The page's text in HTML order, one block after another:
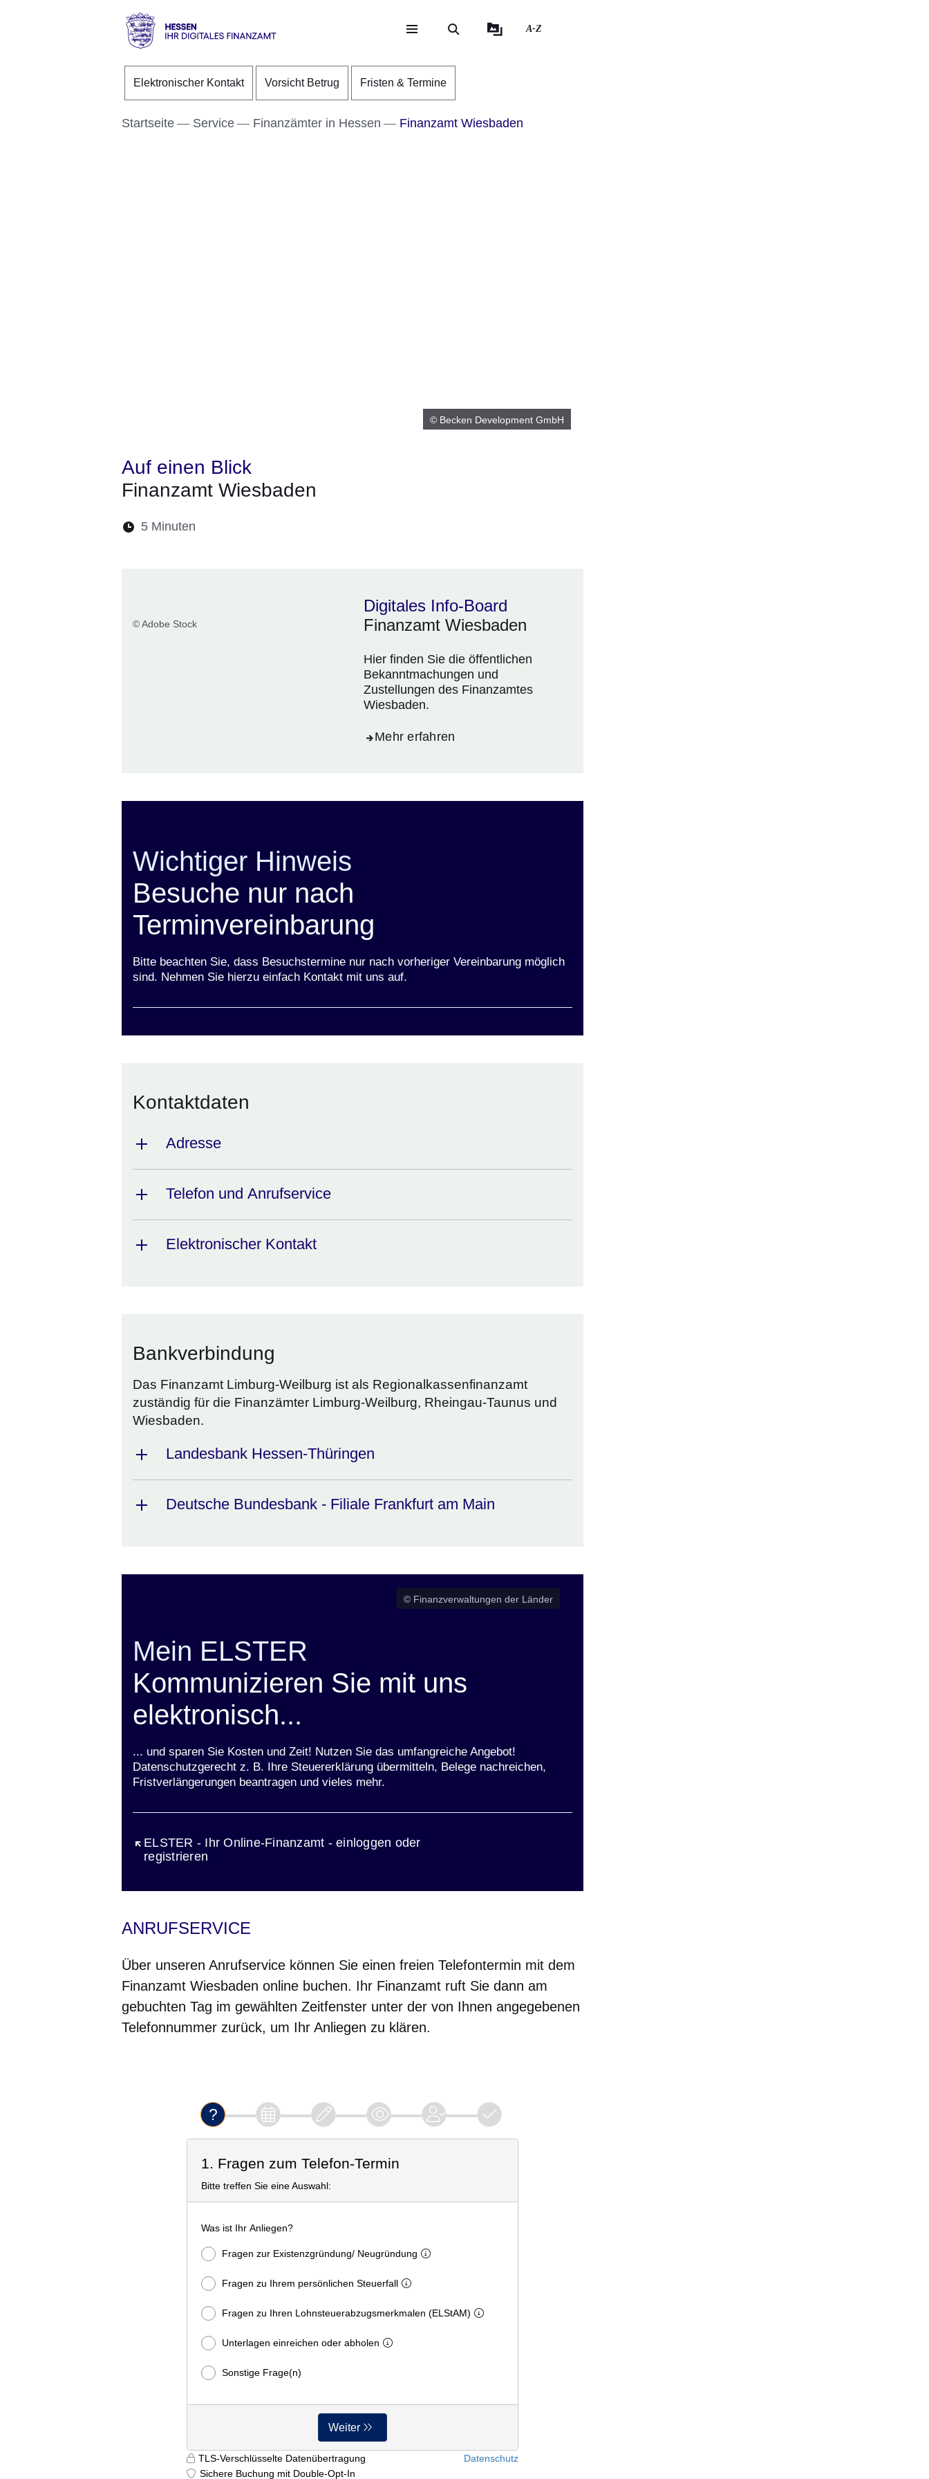
Direkt zum Kopf der Seite
Direkt zum Inhalt
Direkt zum Fuß der Seite
Ihr
Finanzamt
A-Z
Elektronischer Kontakt Vorsicht Betrug Fristen & Termine
Startseite Service Finanzämter in Hessen Finanzamt Wiesbaden
© Becken Development GmbH
Auf einen Blick
Finanzamt Wiesbaden
Lesedauer:
5 Minuten
© Adobe Stock
Digitales Info-Board
Finanzamt Wiesbaden
Hier finden Sie die öffentlichen
Bekanntmachungen und
Zustellungen des Finanzamtes
Wiesbaden.
Mehr erfahren
Wichtiger Hinweis
Besuche nur nach
Terminvereinbarung
Bitte beachten Sie, dass Besuchstermine nur nach vorheriger Vereinbarung möglich
sind. Nehmen Sie hierzu einfach Kontakt mit uns auf.
Kontaktdaten
Adresse
Telefon und Anrufservice
Elektronischer Kontakt
Bankverbindung
Das Finanzamt Limburg-Weilburg ist als Regionalkassenfinanzamt
zuständig für die Finanzämter Limburg-Weilburg, Rheingau-Taunus und
Wiesbaden.
Landesbank Hessen-Thüringen
Deutsche Bundesbank - Filiale Frankfurt am Main
© Finanzverwaltungen der Länder
Mein ELSTER
Kommunizieren Sie mit uns
elektronisch...
... und sparen Sie Kosten und Zeit! Nutzen Sie das umfangreiche Angebot!
Datenschutzgerecht z. B. Ihre Steuererklärung übermitteln, Belege nachreichen,
Fristverlängerungen beantragen und vieles mehr.
ELSTER - Ihr Online-Finanzamt - einloggen oder
registrieren
Öffnet sich in einem neuen Fenster
ANRUFSERVICE
Über unseren Anrufservice können Sie einen freien Telefontermin mit dem
Finanzamt Wiesbaden online buchen. Ihr Finanzamt ruft Sie dann am
gebuchten Tag im gewählten Zeitfenster unter der von Ihnen angegebenen
Telefonnummer zurück, um Ihr Anliegen zu klären.